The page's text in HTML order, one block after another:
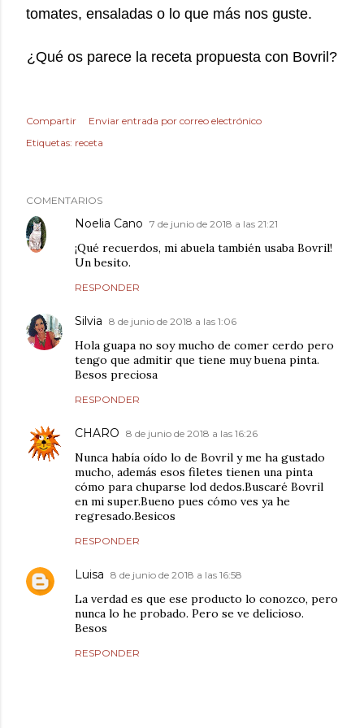
tomates, ensaladas o lo que más nos guste.
¿Qué os parece la receta propuesta con Bovril?
Compartir
Enviar entrada por correo electrónico
Etiquetas: receta
COMENTARIOS
Noelia Cano 7 de junio de 2018 a las 21:21
¡Qué recuerdos, mi abuela también usaba Bovril!
Un besito.
RESPONDER
Silvia 8 de junio de 2018 a las 1:06
Hola guapa no soy mucho de comer cerdo pero
tengo que admitir que tiene muy buena pinta.
Besos preciosa
RESPONDER
CHARO 8 de junio de 2018 a las 16:26
Nunca había oído lo de Bovril y me ha gustado
mucho, además esos filetes tienen una pinta
cómo para chuparse lod dedos.Buscaré Bovril
en mi super.Bueno pues cómo ves ya he
regresado.Besicos
RESPONDER
Luisa 8 de junio de 2018 a las 16:58
La verdad es que ese producto lo conozco, pero
nunca lo he probado. Pero se ve delicioso.
Besos
RESPONDER